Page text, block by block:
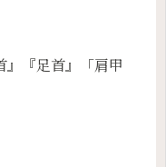
『足首』「肩甲